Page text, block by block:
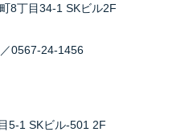
8丁目34-1 SKビル2F
／0567-24-1456
5-1 SKビル-501 2F